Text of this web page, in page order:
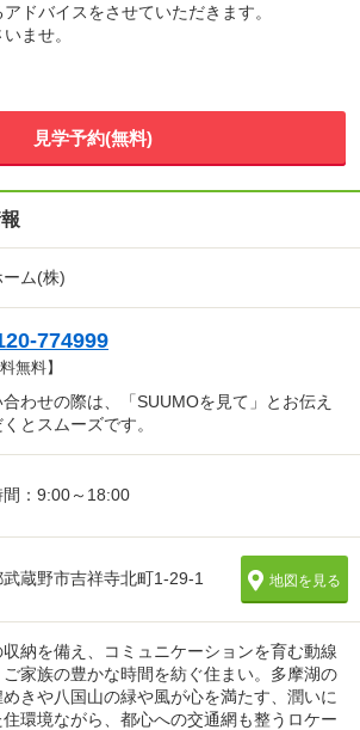
ドバイスをさせていただきます。
ませ。
見学予約(無料)
ム(株)
774999
無料】
合わせの際は、「SUUMOを見て」とお伝え
とスムーズです。
間：9:00～18:00
蔵野市吉祥寺北町1-29-1 地図を見る
収納を備え、コミュニケーションを育む動線
ご家族の豊かな時間を紡ぐ住まい。多摩湖の
きや八国山の緑や風が心を満たす、潤いに
環境ながら、都心への交通網も整うロケー